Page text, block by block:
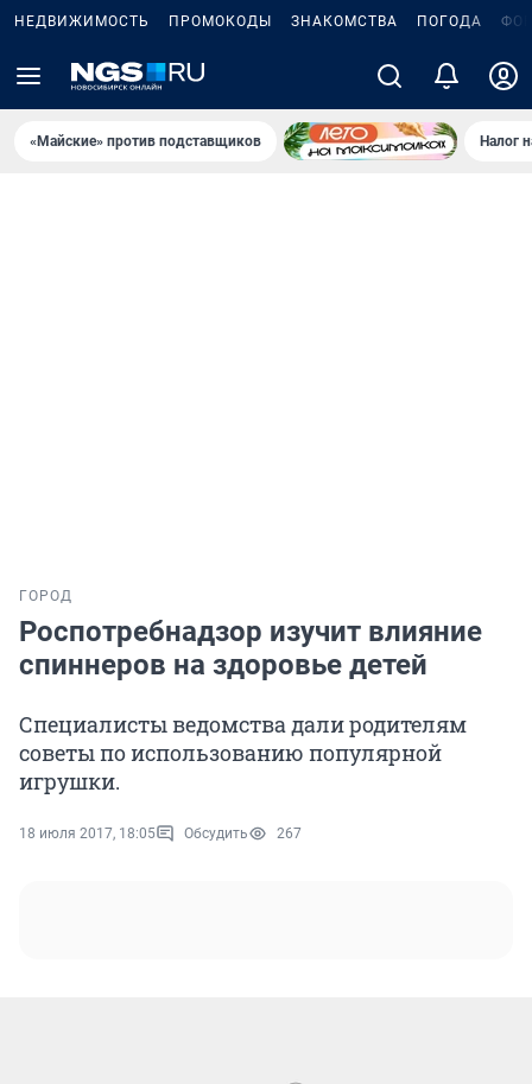
НЕДВИЖИМОСТЬ ПРОМОКОДЫ ЗНАКОМСТВА ПОГОДА
«Майские» против подставщиков Налог
ГОРОД
Роспотребнадзор изучит влияние
спиннеров на здоровье детей
Специалисты ведомства дали родителям
советы по использованию популярной
игрушки.
18 июля 2017, 18:05 Обсудить 267